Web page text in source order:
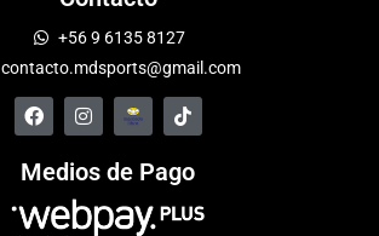
+56 9 6135 8127
contacto.mdsports@gmail.com
Medios de Pago